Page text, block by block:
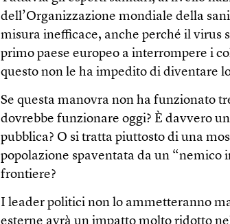
dell’Organizzazione mondiale della
misura inefficace, anche perché il virus
primo paese europeo a interrompere i
questo non le ha impedito di diventare
Se questa manovra non ha funzionato
dovrebbe funzionare oggi? È davvero
pubblica? O si tratta piuttosto di una
popolazione spaventata da un “nemico
frontiere?
I leader politici non lo ammetteranno